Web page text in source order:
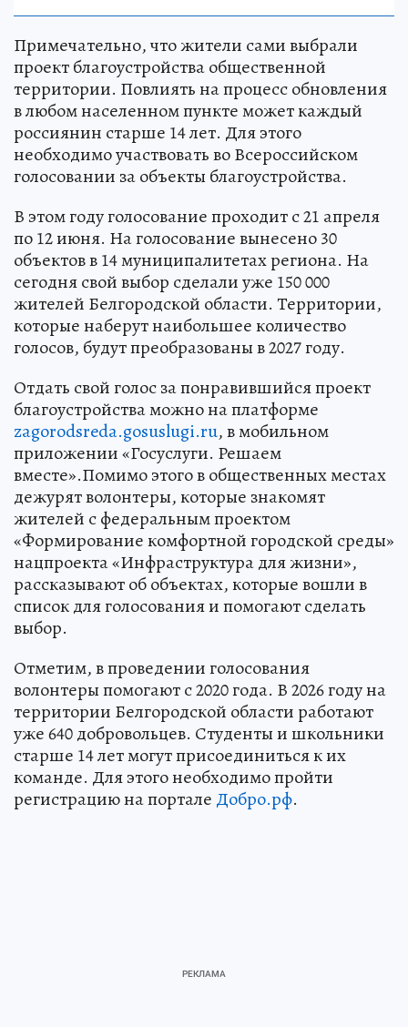
Примечательно, что жители сами выбрали
проект благоустройства общественной
территории. Повлиять на процесс обновления
в любом населенном пункте может каждый
россиянин старше 14 лет. Для этого
необходимо участвовать во Всероссийском
голосовании за объекты благоустройства.
В этом году голосование проходит с 21 апреля
по 12 июня. На голосование вынесено 30
объектов в 14 муниципалитетах региона. На
сегодня свой выбор сделали уже 150 000
жителей Белгородской области. Территории,
которые наберут наибольшее количество
голосов, будут преобразованы в 2027 году.
Отдать свой голос за понравившийся проект
благоустройства можно на платформе
zagorodsreda.gosuslugi.ru, в мобильном
приложении «Госуслуги. Решаем
вместе».Помимо этого в общественных местах
дежурят волонтеры, которые знакомят
жителей с федеральным проектом
«Формирование комфортной городской среды»
нацпроекта «Инфраструктура для жизни»,
рассказывают об объектах, которые вошли в
список для голосования и помогают сделать
выбор.
Отметим, в проведении голосования
волонтеры помогают с 2020 года. В 2026 году на
территории Белгородской области работают
уже 640 добровольцев. Студенты и школьники
старше 14 лет могут присоединиться к их
команде. Для этого необходимо пройти
регистрацию на портале Добро.рф.